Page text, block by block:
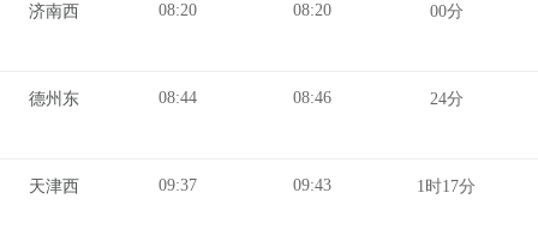
济南西 08:20 08:20 00分
德州东 08:44 08:46 24分
天津西 09:37 09:43 1时17分